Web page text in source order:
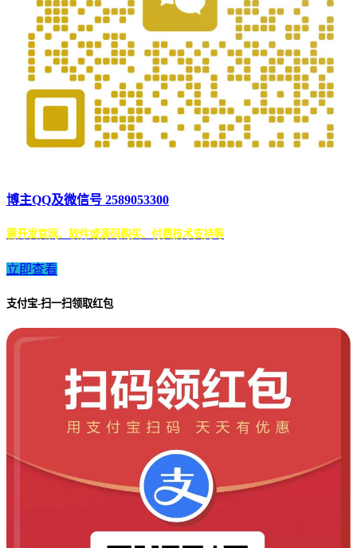
博主QQ及微信号 2589053300
需开发官网、软件或源码购买、付费技术支持等
立即查看
支付宝-扫一扫领取红包